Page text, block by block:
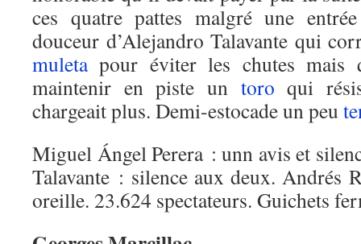
ces quatre pattes malgré une
douceur d’Alejandro Talavante qui
muletapour éviter les chutes mais
maintenir en piste un toro qui
chargeait plus. Demi-estocade un peu
Miguel Ángel Perera : unn avis et
Talavante : silence aux deux. Andrés
oreille. 23.624 spectateurs. Guichets